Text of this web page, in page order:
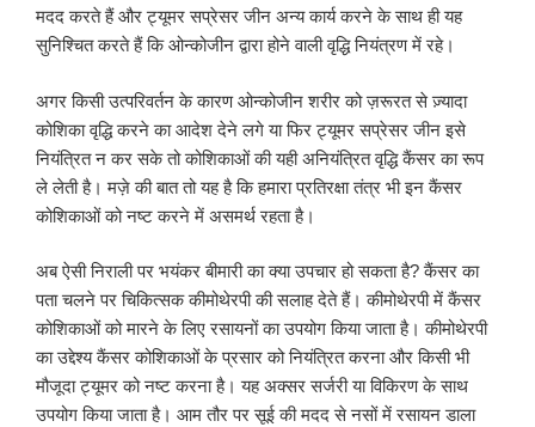
मदद करते हैं और ट्यूमर सप्रेसर जीन अन्य कार्य करने के साथ ही यह
सुनिश्चित करते हैं कि ओन्कोजीन द्वारा होने वाली वृद्धि नियंत्रण में रहे।
अगर किसी उत्परिवर्तन के कारण ओन्कोजीन शरीर को ज़रूरत से ज़्यादा
कोशिका वृद्धि करने का आदेश देने लगे या फिर ट्यूमर सप्रेसर जीन इसे
नियंत्रित न कर सके तो कोशिकाओं की यही अनियंत्रित वृद्धि कैंसर का रूप
ले लेती है। मज़े की बात तो यह है कि हमारा प्रतिरक्षा तंत्र भी इन कैंसर
कोशिकाओं को नष्ट करने में असमर्थ रहता है।
अब ऐसी निराली पर भयंकर बीमारी का क्या उपचार हो सकता है? कैंसर का
पता चलने पर चिकित्सक कीमोथेरपी की सलाह देते हैं। कीमोथेरपी में कैंसर
कोशिकाओं को मारने के लिए रसायनों का उपयोग किया जाता है। कीमोथेरपी
का उद्देश्य कैंसर कोशिकाओं के प्रसार को नियंत्रित करना और किसी भी
मौजूदा ट्यूमर को नष्ट करना है। यह अक्सर सर्जरी या विकिरण के साथ
उपयोग किया जाता है। आम तौर पर सूई की मदद से नसों में रसायन डाला